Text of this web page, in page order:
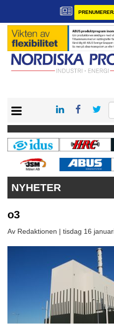
KONTAKT
VÅRA ANDRA MAGASIN
PRENUMERERA
ANNONSERA
NYHETER
o3
Av Redaktionen | tisdag 16